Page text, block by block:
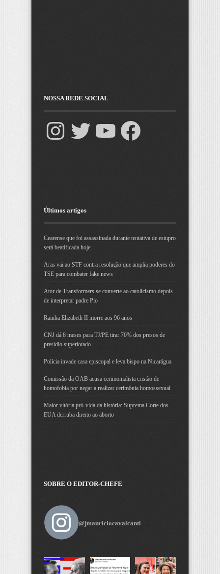
NOSSA REDE SOCIAL
Últimos artigos
Cearense que foi assassinada durante tentativa de estupro
será beatificada hoje
Aras vai ao STF contra resolução que amplia poderes do
TSE para combater fake news
Ator de Transformers se converte ao catolicismo depois
de interpretar padre Pio
Rainha Elizabeth II morre aos 96 anos
CNJ dá 8 meses para TJ/PE tirar 70% dos presos de
presídio superlotado
Polícia invade casa episcopal e leva bispo na Nicarágua
Comissão da OAB acusa cerimonialista cristão de
homofobia por negar a realizar cerimônia homossexual
Maior vitória pró-vida da história: Suprema Corte dos
EUA derruba direito ao aborto
SOBRE O EDITOR-CHEFE
@jmauriciocavalcanti